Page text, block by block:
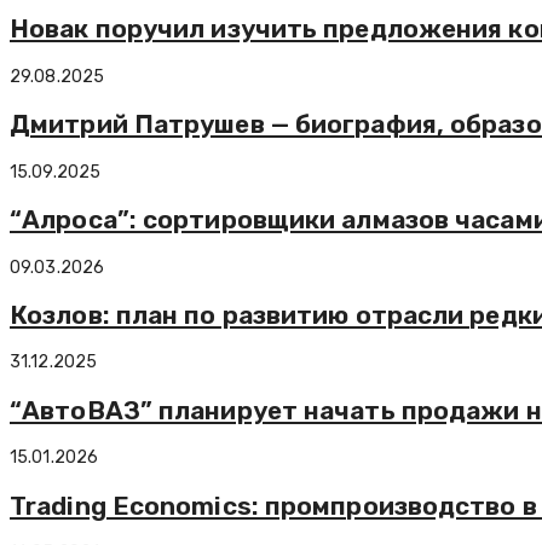
Новак поручил изучить предложения
29.08.2025
Дмитрий Патрушев — биография,
15.09.2025
“Алроса”: сортировщики алмазов
09.03.2026
Козлов: план по развитию отрасли
31.12.2025
“АвтоВАЗ” планирует начать продажи
15.01.2026
Trading Economics: промпроизводство